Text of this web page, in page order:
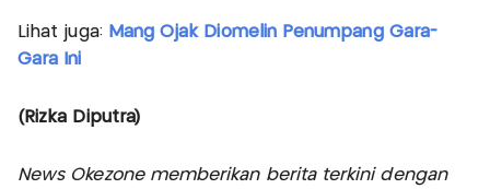
Lihat juga: Mang Ojak Diomelin Penumpang Gara-
Gara Ini
(Rizka Diputra)
News Okezone memberikan berita terkini dengan